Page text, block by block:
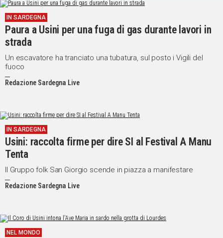
ORISTANO
SULCIS
GALLURA
OGLIASTRA
MEDIO
CAMPIDANO
POLITICA
IN
ITALIA
NEL
MONDO
VIDEO
IN SARDEGNA
Paura a Usini per una fuga di gas durante lavori in
strada
Un escavatore ha tranciato una tubatura, sul posto i Vigili del
fuoco
Redazione Sardegna Live
IN SARDEGNA
Usini: raccolta firme per dire SI al Festival A Manu
Tenta
Il Gruppo folk San Giorgio scende in piazza a manifestare
Redazione Sardegna Live
NEL MONDO